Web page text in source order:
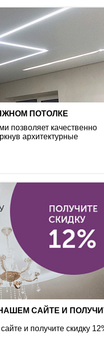
ПОТОЛКЕ
позволяет качественно
архитектурные
САЙТЕ И
и получите скидку